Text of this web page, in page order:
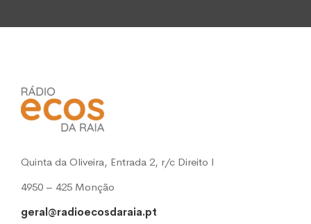
Quinta da Oliveira, Entrada 2, r/c Direito l
4950 – 425 Monção
geral@radioecosdaraia.pt